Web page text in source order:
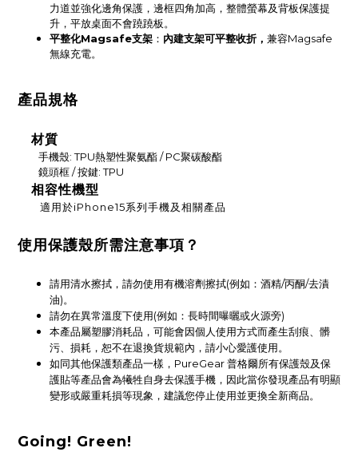
力道並強化邊角保護， 邊框四角加高， 整體螢幕及背板保護提
升 ，平放桌面不會蹺蹺板。
平整化Magsafe支架 ： 內建支架可平整收折， 兼容Magsafe
無線充電。
產品規格
材質
手機殼: TPU熱塑性聚氨酯 / PC聚碳酸酯
鏡頭框 / 按鍵: TPU
相容性機型
適用於iPhone15系列手機及相關產品
使用保護殼所需注意事項？
請用清水擦拭，請勿使用有機溶劑擦拭(例如：酒精/丙酮/去漬
油)。
請勿在異常溫度下使用(例如：長時間曝曬或火源旁)
本產品屬塑膠消耗品，可能會因個人使用方式而產生刮痕、髒
污、損耗，恕不在退換貨規範內，請小心愛護使用。
如同其他保護類產品一樣，PureGear 普格爾所有保護殼及保
護貼等產品會為犧牲自身去保護手機，因此當你發現產品有明顯
變形或嚴重耗損等現象，建議您停止使用並更換全新商品。
Going! Green!